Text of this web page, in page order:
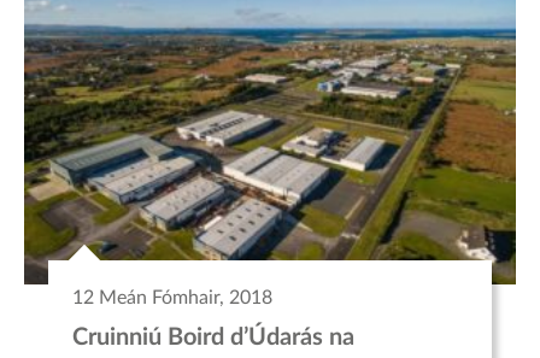
12 Meán Fómhair, 2018
Cruinniú Boird d’Údarás na